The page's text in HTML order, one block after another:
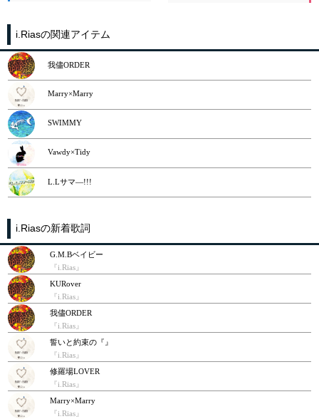
i.Riasの関連アイテム
我儘ORDER
Marry×Marry
SWIMMY
Vawdy×Tidy
L.Lサマ―!!!
i.Riasの新着歌詞
G.M.Bベイビー
『i.Rias』
KURover
『i.Rias』
我儘ORDER
『i.Rias』
誓いと約束の『』
『i.Rias』
修羅場LOVER
『i.Rias』
Marry×Marry
『i.Rias』